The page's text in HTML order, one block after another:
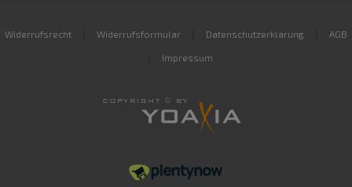
Widerrufsrecht Widerrufsformular Datenschutzerklärung AGB
Impressum